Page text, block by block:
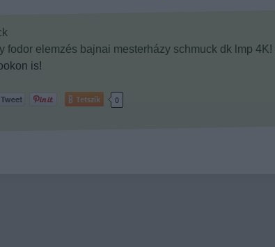
fodor elemzés bajnai mesterházy schmuck dk lmp 4K!
is!
Tetszik 0